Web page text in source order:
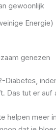
gewoonlijk
Energie)
genezen
Diabetes,
Das tut er auf
helpen meer